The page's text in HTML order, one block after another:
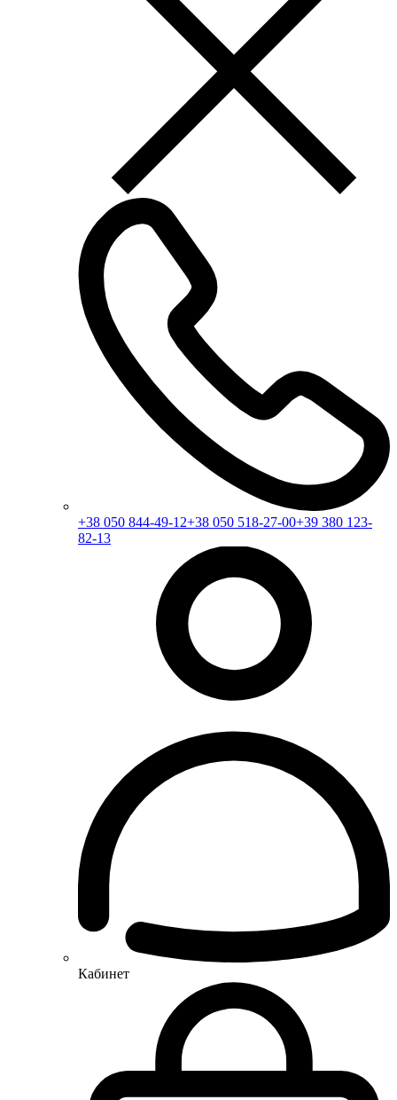
+38 050 844-49-12+38 050 518-27-00+39 380 123-
82-13
Кабинет